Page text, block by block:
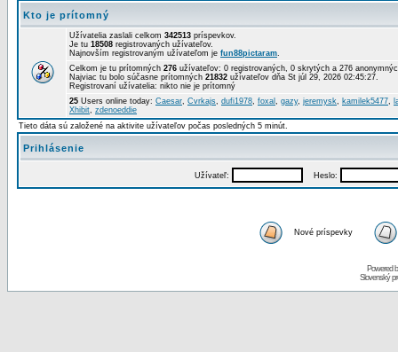
Kto je prítomný
Užívatelia zaslali celkom 342513 príspevkov.
Je tu 18508 registrovaných užívateľov.
Najnovším registrovaným užívateľom je fun88pictaram.
Celkom je tu prítomných 276 užívateľov: 0 registrovaných, 0 skrytých a 276
Najviac tu bolo súčasne prítomných 21832 užívateľov dňa St júl 29, 2026 02:45:27.
Registrovaní užívatelia: nikto nie je prítomný
25 Users online today: Caesar, Cvrkajs, dufi1978, foxal , gazy, jeremysk, kamilek5477,
Xhibit, zdenoeddie
Tieto dáta sú založené na aktivite užívateľov počas posledných 5 minút.
Prihlásenie
Užívateľ: Heslo:
Nové príspevky
Powered
Slovenský